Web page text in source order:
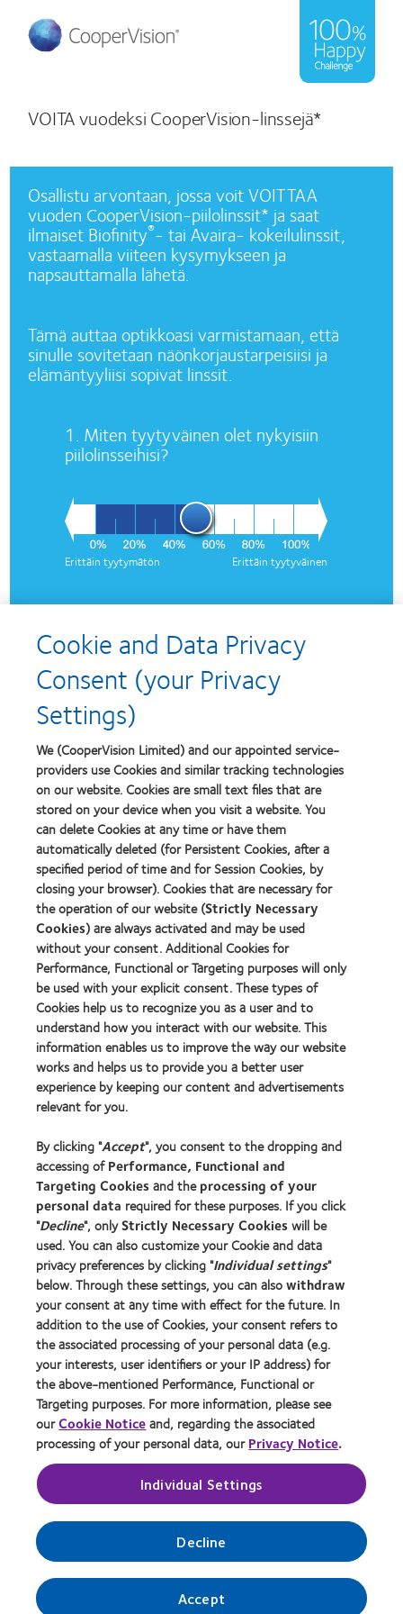
VOITA vuodeksi CooperVision-linssejä*
Osallistu arvontaan, jossa voit VOITTAA
vuoden CooperVision-piilolinssit* ja saat
ilmaiset Biofinity®- tai Avaira- kokeilulinssit,
vastaamalla viiteen kysymykseen ja
napsauttamalla lähetä.
Tämä auttaa optikkoasi varmistamaan, että
sinulle sovitetaan näönkorjaustarpeisiisi ja
elämäntyyliisi sopivat linssit.
1. Miten tyytyväinen olet nykyisiin
piilolinsseihisi?
Erittäin tyytymätön Erittäin tyytyväinen
2. Kuinka monta vuotta olet
käyttänyt nykyisiä piilolinssejäsi?
3. Kuinka monena päivänä viikossa
käytät piilolinssejä viikon aikana?
4. Miten miellyttävät ovat nykyiset
piilolinssisi?
Ovat epämukavat pian
silmiin laittamisen jälkeen
Niin mukavat etten
koskaan edes huomaa
niitä
5. Mihin aikaan päivästä poistat
tavallisesti piilolinssisi?
Klo 17.00 tai aikaisemmin
Klo 24.00 tai
myöhemmin
1. Optikko saattaa veloittaa sovituspalkkion.
Arvonnan ehdot
© CooperVision 2014
Cookie and Data Privacy
Consent (your Privacy
Settings)
We (CooperVision Limited) and our appointed service-
providers use Cookies and similar tracking technologies
on our website. Cookies are small text files that are
stored on your device when you visit a website. You
can delete Cookies at any time or have them
automatically deleted (for Persistent Cookies, after a
specified period of time and for Session Cookies, by
closing your browser). Cookies that are necessary for
the operation of our website (Strictly Necessary
Cookies) are always activated and may be used
without your consent. Additional Cookies for
Performance, Functional or Targeting purposes will only
be used with your explicit consent. These types of
Cookies help us to recognize you as a user and to
understand how you interact with our website. This
information enables us to improve the way our website
works and helps us to provide you a better user
experience by keeping our content and advertisements
relevant for you.
By clicking "Accept", you consent to the dropping and
accessing ofPerformance, Functional and
Targeting Cookiesand theprocessing of your
personal data required for these purposes. If you click
"Decline", onlyStrictly Necessary Cookieswill be
used. You can also customize your Cookie and data
privacy preferences by clicking "Individual settings"
below. Through these settings, you can alsowithdraw
your consent at any time with effect for the future. In
addition to the use of Cookies, your consent refers to
the associated processing of your personal data (e.g.
your interests, user identifiers or your IP address) for
the above-mentioned Performance, Functional or
Targeting purposes. For more information, please see
ourCookie Noticeand, regarding the associated
processing of your personal data, ourPrivacy Notice.
Individual Settings
Decline
Accept